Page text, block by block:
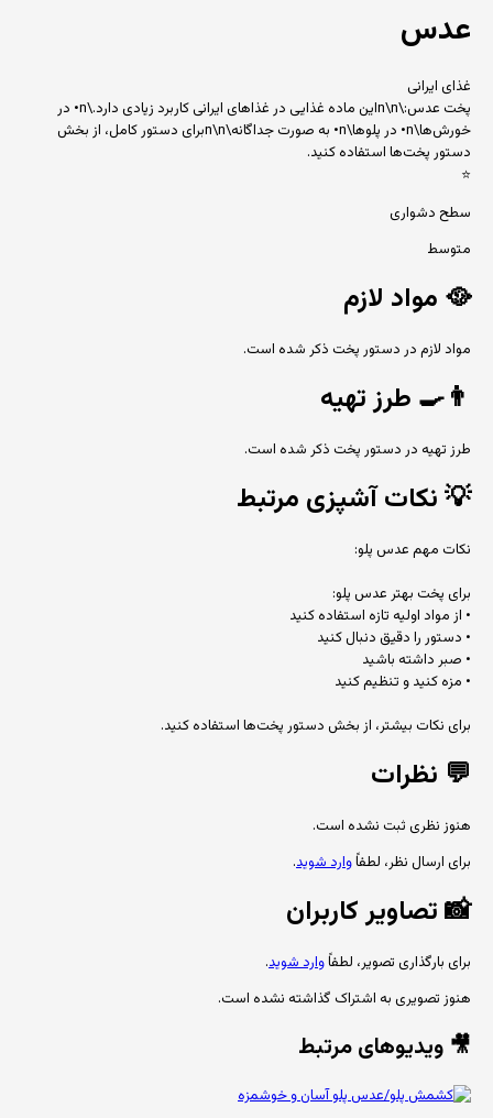
عدس
غذای ایرانی
پخت عدس:\n\nاین ماده غذایی در غذاهای ایرانی کاربرد زیادی دارد.\n• در
خورش‌ها\n• در پلوها\n• به صورت جداگانه\n\nبرای دستور کامل، از بخش
دستور پخت‌ها استفاده کنید.
⭐
سطح دشواری
متوسط
🥘 مواد لازم
مواد لازم در دستور پخت ذکر شده است.
👨‍🍳 طرز تهیه
طرز تهیه در دستور پخت ذکر شده است.
💡نکات آشپزی مرتبط
نکات مهم عدس پلو:
برای پخت بهتر عدس پلو:
• از مواد اولیه تازه استفاده کنید
• دستور را دقیق دنبال کنید
• صبر داشته باشید
• مزه کنید و تنظیم کنید
برای نکات بیشتر، از بخش دستور پخت‌ها استفاده کنید.
💬 نظرات
هنوز نظری ثبت نشده است.
برای ارسال نظر، لطفاًوارد شوید.
📸تصاویر کاربران
برای بارگذاری تصویر، لطفاًوارد شوید.
هنوز تصویری به اشتراک گذاشته نشده است.
🎥 ویدیوهای مرتبط